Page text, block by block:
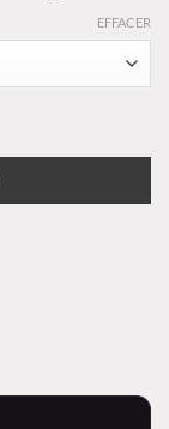
EFFACER